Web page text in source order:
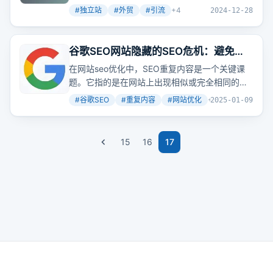
势、搭建方式及成本，以及多渠道推广策略，旨
和转化率。那么，你的企业是否已经拥有自己的
独立站了呢？
#独立站 #外贸 #引流 +4 2024-12-28
谷歌SEO网站隐藏的SEO危机：避免重
复内容带来的10大常见错误
在网站seo优化中，SEO重复内容是一个关键课
题。它指的是在网站上出现相似或完全相同的文
字、资讯、或内容，可能会影响到网站在搜索引
些识别、处理和避免这个问题的方法，帮助提升
网站品质、流量和排名。
#谷歌SEO #重复内容 #网站优化 +2
2025-01-09
15 16 17